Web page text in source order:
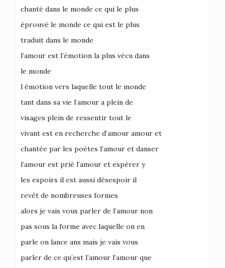
chanté dans le monde ce qui le plus
éprouvé le monde ce qui est le plus
traduit dans le monde
l’amour est l’émotion la plus vécu dans
le monde
l émotion vers laquelle tout le monde
tant dans sa vie l’amour a plein de
visages plein de ressentir tout le
vivant est en recherche d’amour amour et
chantée par les poètes l’amour et danser
l’amour est prié l’amour et espérer y
les espoirs il est aussi désespoir il
revêt de nombreuses formes
alors je vais vous parler de l’amour non
pas sous la forme avec laquelle on en
parle on lance ans mais je vais vous
parler de ce qu’est l’amour l’amour que